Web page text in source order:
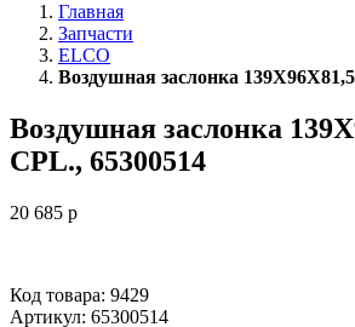
Главная
Запчасти
ELCO
Воздушная заслонка
Воздушная заслонка
CPL., 65300514
20 685 p
Код товара: 9429
Артикул: 65300514